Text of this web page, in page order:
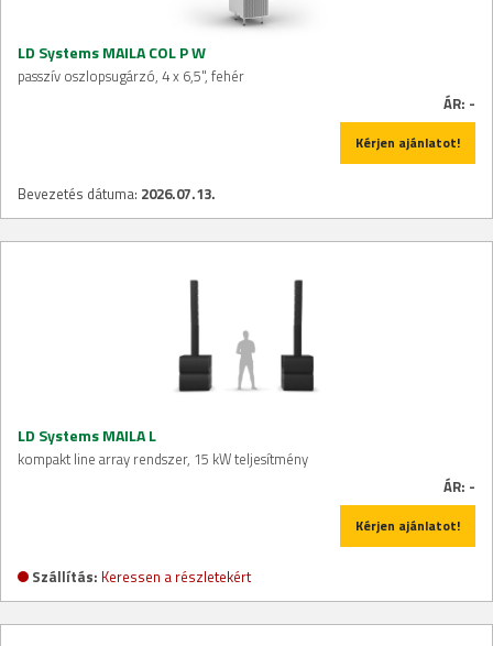
LD Systems MAILA COL P W
passzív oszlopsugárzó, 4 x 6,5", fehér
ÁR: -
Kérjen ajánlatot!
Bevezetés dátuma: 2026.07.13.
LD Systems MAILA L
kompakt line array rendszer, 15 kW teljesítmény
ÁR: -
Kérjen ajánlatot!
Szállítás: Keressen a részletekért